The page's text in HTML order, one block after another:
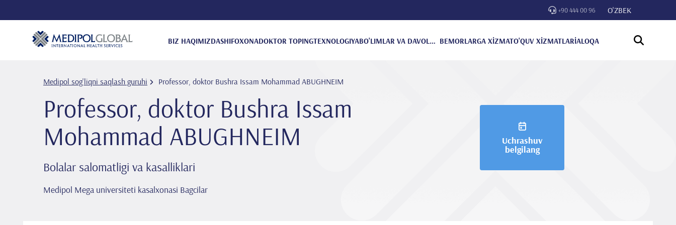
+90 444 00 96 O'ZBEK
BIZ HAQIMIZDASHIFOXONADOKTOR TOPINGTEXNOLOGIYA BO'LIMLAR VA DAVOLANISH BEMORLARGA XİZMATO'QUV XİZMATLARİALOQA
Medipol sog'liqni saqlash guruhi Professor, doktor Bushra Issam Mohammad ABUGHNEIM
Professor, doktor Bushra Issam
Mohammad ABUGHNEIM
Bolalar salomatligi va kasalliklari
Medipol Mega universiteti kasalxonasi Bagcilar
Uchrashuv
belgilang